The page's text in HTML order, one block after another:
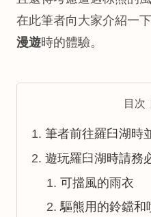
在此筆者向大家介紹一
漫遊時的體驗。
目次
筆者前往羅臼湖時
遊玩羅臼湖時請務
可擋風的雨衣
驅熊用的鈴鐺和